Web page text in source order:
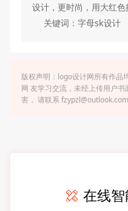
设计，更时尚，用大红色
关键词：字母sk设计
版权声明：logo设计网所有作品
网 友学习交流，未经上传用户
害， 请联系
在线